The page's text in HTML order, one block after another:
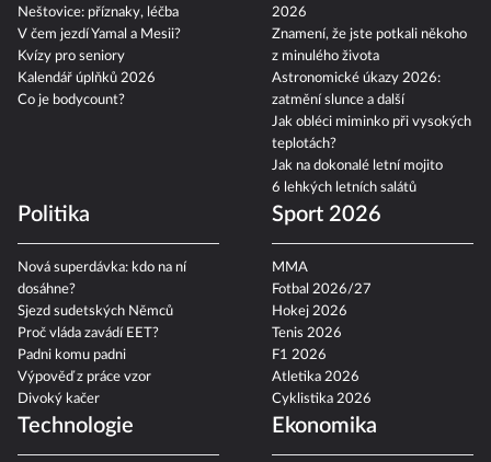
Neštovice: příznaky, léčba
V čem jezdí Yamal a Mesii?
Kvízy pro seniory
Kalendář úplňků 2026
Co je bodycount?
2026
Znamení, že jste potkali někoho
z minulého života
Astronomické úkazy 2026:
zatmění slunce a další
Jak obléci miminko při vysokých
teplotách?
Jak na dokonalé letní mojito
6 lehkých letních salátů
Politika
Nová superdávka: kdo na ní
dosáhne?
Sjezd sudetských Němců
Proč vláda zavádí EET?
Padni komu padni
Výpověď z práce vzor
Divoký kačer
Sport 2026
MMA
Fotbal 2026/27
Hokej 2026
Tenis 2026
F1 2026
Atletika 2026
Cyklistika 2026
Technologie Ekonomika